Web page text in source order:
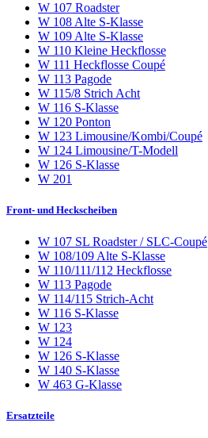
W 107 Roadster
W 108 Alte S-Klasse
W 109 Alte S-Klasse
W 110 Kleine Heckflosse
W 111 Heckflosse Coupé
W 113 Pagode
W 115/8 Strich Acht
W 116 S-Klasse
W 120 Ponton
W 123 Limousine/Kombi/Coupé
W 124 Limousine/T-Modell
W 126 S-Klasse
W 201
Front- und Heckscheiben
W 107 SL Roadster / SLC-Coupé
W 108/109 Alte S-Klasse
W 110/111/112 Heckflosse
W 113 Pagode
W 114/115 Strich-Acht
W 116 S-Klasse
W 123
W 124
W 126 S-Klasse
W 140 S-Klasse
W 463 G-Klasse
Ersatzteile